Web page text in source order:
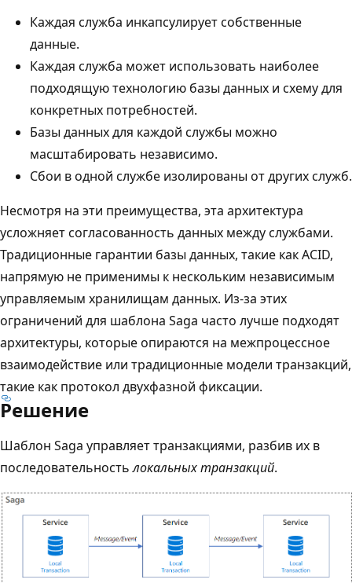
Каждая служба инкапсулирует собственные
данные.
Каждая служба может использовать наиболее
подходящую технологию базы данных и схему для
конкретных потребностей.
Базы данных для каждой службы можно
масштабировать независимо.
Сбои в одной службе изолированы от других служб.
Несмотря на эти преимущества, эта архитектура
усложняет согласованность данных между службами.
Традиционные гарантии базы данных, такие как ACID,
напрямую не применимы к нескольким независимым
управляемым хранилищам данных. Из-за этих
ограничений для шаблона Saga часто лучше подходят
архитектуры, которые опираются на межпроцессное
взаимодействие или традиционные модели транзакций,
такие как протокол двухфазной фиксации.
Решение
Шаблон Saga управляет транзакциями, разбив их в
последовательностьлокальных транзакций.